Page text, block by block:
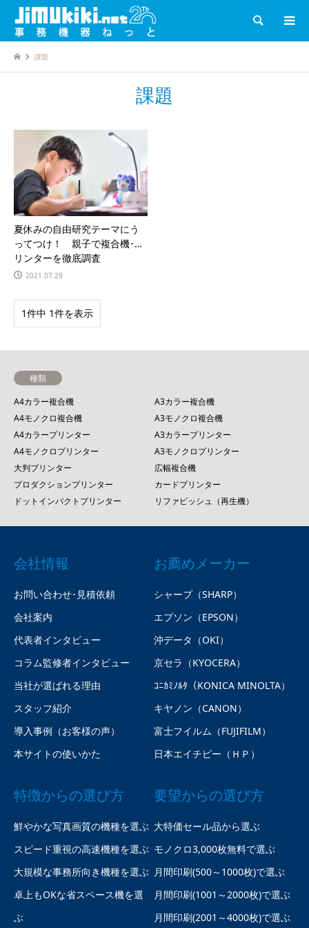
検索
課題
課題
夏休みの自由研究テーマにう
ってつけ！ 親子で複合機･プ
リンターを徹底調査
2021.07.29
1件中 1件を表示
種類
A4カラー複合機
A3カラー複合機
A4モノクロ複合機
A3モノクロ複合機
A4カラープリンター
A3カラープリンター
A4モノクロプリンター
A3モノクロプリンター
大判プリンター
広幅複合機
プロダクションプリンター
カードプリンター
ドットインパクトプリンター
リファビッシュ（再生機）
会社情報
お問い合わせ･見積依頼
会社案内
代表者インタビュー
コラム監修者インタビュー
当社が選ばれる理由
スタッフ紹介
導入事例（お客様の声）
本サイトの使いかた
お薦めメーカー
シャープ（SHARP）
エプソン（EPSON）
沖データ（OKI）
京セラ（KYOCERA）
ｺﾆｶﾐﾉﾙﾀ（KONICA MINOLTA）
キヤノン（CANON）
富士フイルム（FUJIFILM）
日本エイチピー（ＨＰ）
特徴からの選び方
鮮やかな写真画質の機種を選ぶ
スピード重視の高速機種を選ぶ
大規模な事務所向き機種を選ぶ
卓上もOKな省スペース機を選
ぶ
要望からの選び方
大特価セール品から選ぶ
モノクロ3,000枚無料で選ぶ
月間印刷(500～1000枚)で選ぶ
月間印刷(1001～2000枚)で選ぶ
月間印刷(2001～4000枚)で選ぶ